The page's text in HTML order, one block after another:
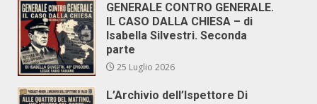
GENERALE CONTRO GENERALE.
IL CASO DALLA CHIESA – di
Isabella Silvestri. Seconda
parte
25 Luglio 2026
L’Archivio dell’Ispettore Di